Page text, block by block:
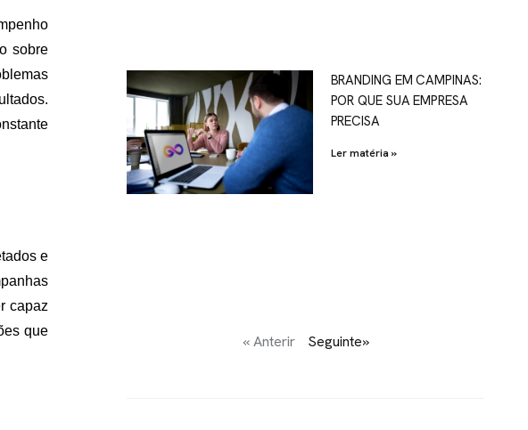
CONOSCO
1961
sobre
e
capaz
que
BRANDING EM CAMPINAS:
POR QUE SUA EMPRESA
PRECISA
Ler matéria »
« Anterir Seguinte»